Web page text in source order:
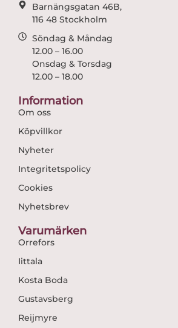
Barnängsgatan 46B,
116 48 Stockholm
Söndag & Måndag
12.00 – 16.00
Onsdag & Torsdag
12.00 – 18.00
Information
Om oss
Köpvillkor
Nyheter
Integritetspolicy
Cookies
Nyhetsbrev
Varumärken
Orrefors
Iittala
Kosta Boda
Gustavsberg
Reijmyre